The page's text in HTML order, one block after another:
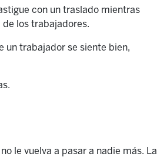
con un traslado mientras
de los trabajadores.
un trabajador se siente bien,
le vuelva a pasar a nadie más. La